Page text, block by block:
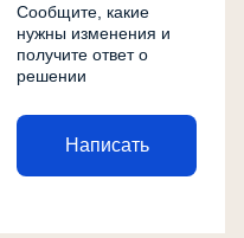
Сообщите, какие
нужны изменения и
получите ответ о
решении
Написать